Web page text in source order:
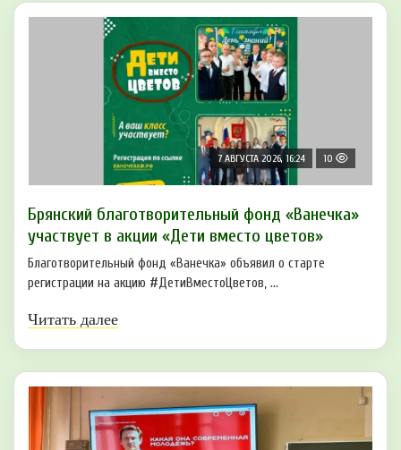
7 АВГУСТА 2026, 16:24 10
Брянский благотворительный фонд «Ванечка»
участвует в акции «Дети вместо цветов»
Благотворительный фонд «Ванечка» объявил о старте
регистрации на акцию #ДетиВместоЦветов, ...
Читать далее